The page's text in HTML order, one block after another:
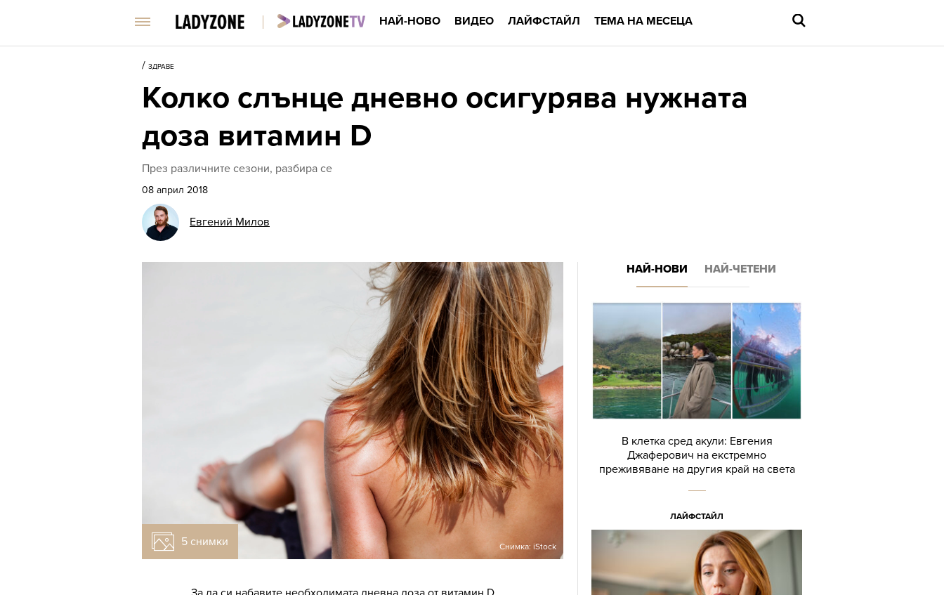
НАЙ-НОВО ВИДЕО ЛАЙФСТАЙЛ ТЕМА НА МЕСЕЦА
/ ЗДРАВЕ
Колко слънце дневно осигурява нужната
доза витамин D
През различните сезони, разбира се
08 април 2018
Евгений Милов
5 снимки Снимка: iStock
НАЙ-НОВИ НАЙ-ЧЕТЕНИ
В клетка сред акули: Евгения
Джаферович на екстремно
преживяване на другия край на света
ЛАЙФСТАЙЛ